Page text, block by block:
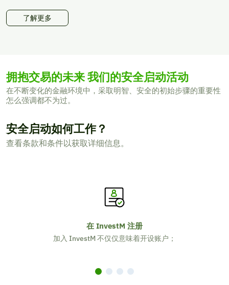
了解更多
拥抱交易的未来我们的安全启动活动
在不断变化的金融环境中，采取明智、安全的初始步骤的重要性
怎么强调都不为过。
安全启动如何工作？
查看条款和条件以获取详细信息。
在 InvestM 注册
加入 InvestM 不仅仅意味着开设账户；